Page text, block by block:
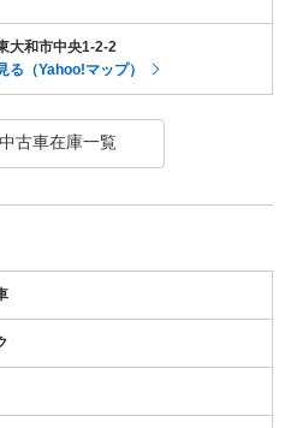
大和市中央1-2-2
る（Yahoo!マップ）
古車在庫一覧